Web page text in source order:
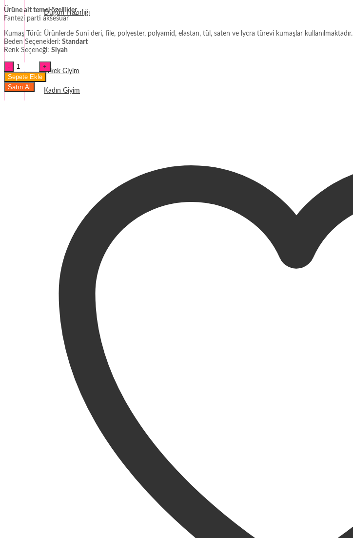
Düğün Hazırlığı
Fantezi
Termal Giyim
Erkek Giyim
Kadın Giyim
Ürüne ait temel özellikler
Fantezi parti aksesuar
Kumaş Türü: Ürünlerde Suni deri, file, polyester, polyamid, elastan, tül, saten ve lycra türevi kumaşlar kullanılmaktadır.
Beden Seçenekleri: Standart
Renk Seçeneği: Siyah
Siyah
Venedik
Fantezi
Parti
Sepete Ekle
Satın Al